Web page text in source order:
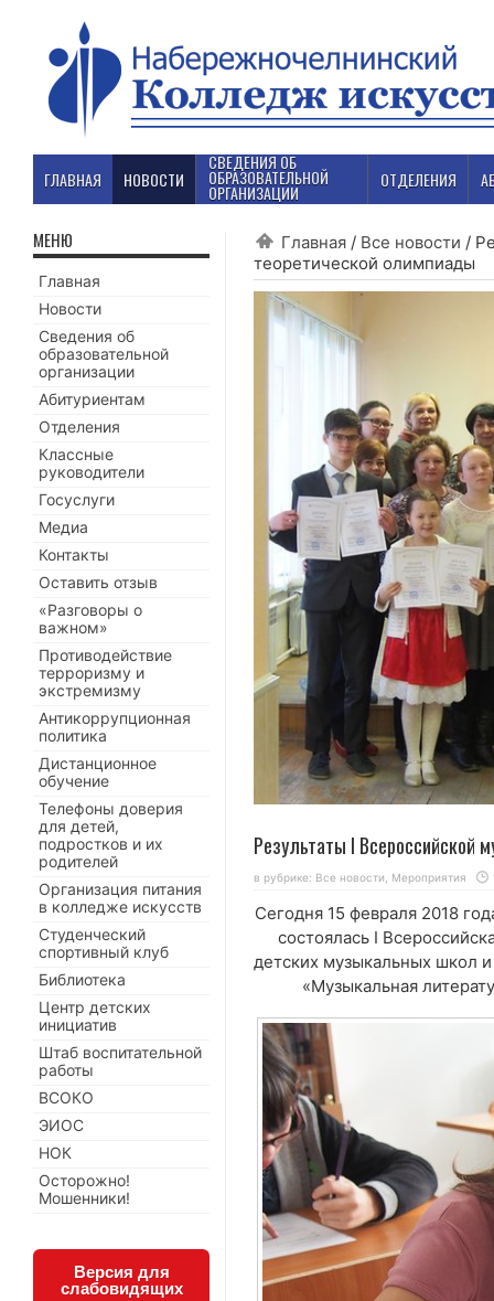
ГЛАВНАЯ НОВОСТИ
СВЕДЕНИЯ ОБ
ОБРАЗОВАТЕЛЬНОЙ
ОРГАНИЗАЦИИ
ОТДЕЛЕНИЯ
Главная / Все новости /
теоретической олимпиады
Результаты I Всероссийской
в рубрике: Все новости Мероприятия
Сегодня 15 февраля 2018
состоялась I
детских музыкальных школ
«Музыкальная
МЕНЮ
Главная
Новости
Сведения об
образовательной
организации
Абитуриентам
Отделения
Классные
руководители
Госуслуги
Медиа
Контакты
Оставить отзыв
«Разговоры о
важном»
Противодействие
терроризму и
экстремизму
Антикоррупционная
политика
Дистанционное
обучение
Телефоны доверия
для детей,
подростков и их
родителей
Организация питания
в колледже искусств
Студенческий
спортивный клуб
Библиотека
Центр детских
инициатив
Штаб воспитательной
работы
ВСОКО
ЭИОС
НОК
Осторожно!
Мошенники!
Версия для
слабовидящих